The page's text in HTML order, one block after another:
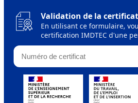
Validation de la
En utilisant ce formulaire,
certification IMDTEC d'une
Numéro de certificat
Handicap
Sessions de formation
Formateurs
Accréditations et Affiliations